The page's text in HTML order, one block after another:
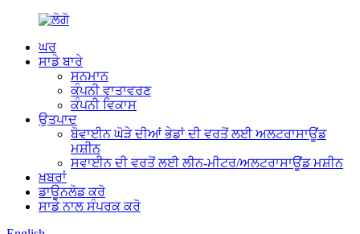
ਘਰ
ਸਾਡੇ ਬਾਰੇ
ਸਨਮਾਨ
ਕੰਪਨੀ ਵਾਤਾਵਰਣ
ਕੰਪਨੀ ਵਿਕਾਸ
ਉਤਪਾਦ
ਬੋਵਾਈਨ ਘੋੜੇ ਦੀਆਂ ਭੇਡਾਂ ਦੀ ਵਰਤੋਂ ਲਈ ਅਲਟਰਾਸਾਊਂਡ
ਮਸ਼ੀਨ
ਸਵਾਈਨ ਦੀ ਵਰਤੋਂ ਲਈ ਲੀਨ-ਮੀਟਰ/ਅਲਟਰਾਸਾਊਂਡ ਮਸ਼ੀਨ
ਖ਼ਬਰਾਂ
ਡਾਊਨਲੋਡ ਕਰੋ
ਸਾਡੇ ਨਾਲ ਸੰਪਰਕ ਕਰੋ